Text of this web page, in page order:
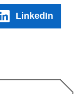
LinkedIn